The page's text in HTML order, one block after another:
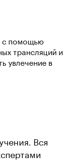
с помощью
трансляций и
увлечение в
Вся